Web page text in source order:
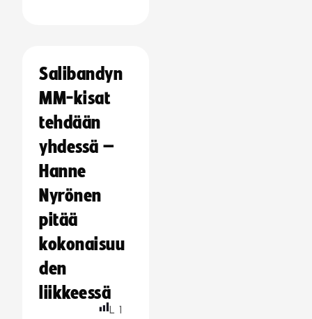
Salibandyn
MM-kisat
tehdään
yhdessä –
Hanne
Nyrönen
pitää
kokonaisuu
den
liikkeessä
L 1